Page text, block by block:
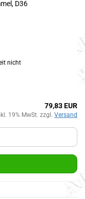
D36
nicht
79,83 EUR
19% MwSt. zzgl. Versand